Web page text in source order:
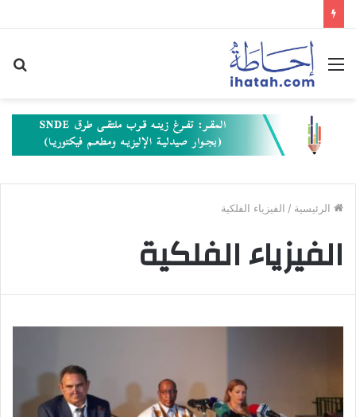
القائمة
الرئيسية / الفيزياء الفلكية
الفيزياء الفلكية